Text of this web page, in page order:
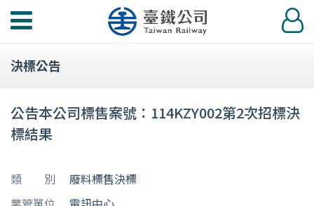
功
選
登
入
決標公告
公告本公司標售案號：114KZY002第2次招標決
標結果
類 別
廢料標售決標